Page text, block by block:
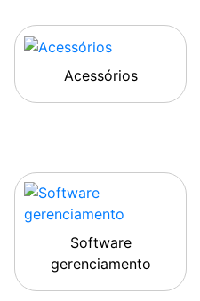
Acessórios
Software
gerenciamento